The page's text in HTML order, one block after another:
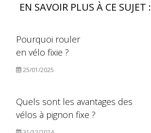
EN SAVOIR PLUS À CE SUJET :
Pourquoi rouler
en vélo fixie ?
25/01/2025
Quels sont les avantages des
vélos à pignon fixe ?